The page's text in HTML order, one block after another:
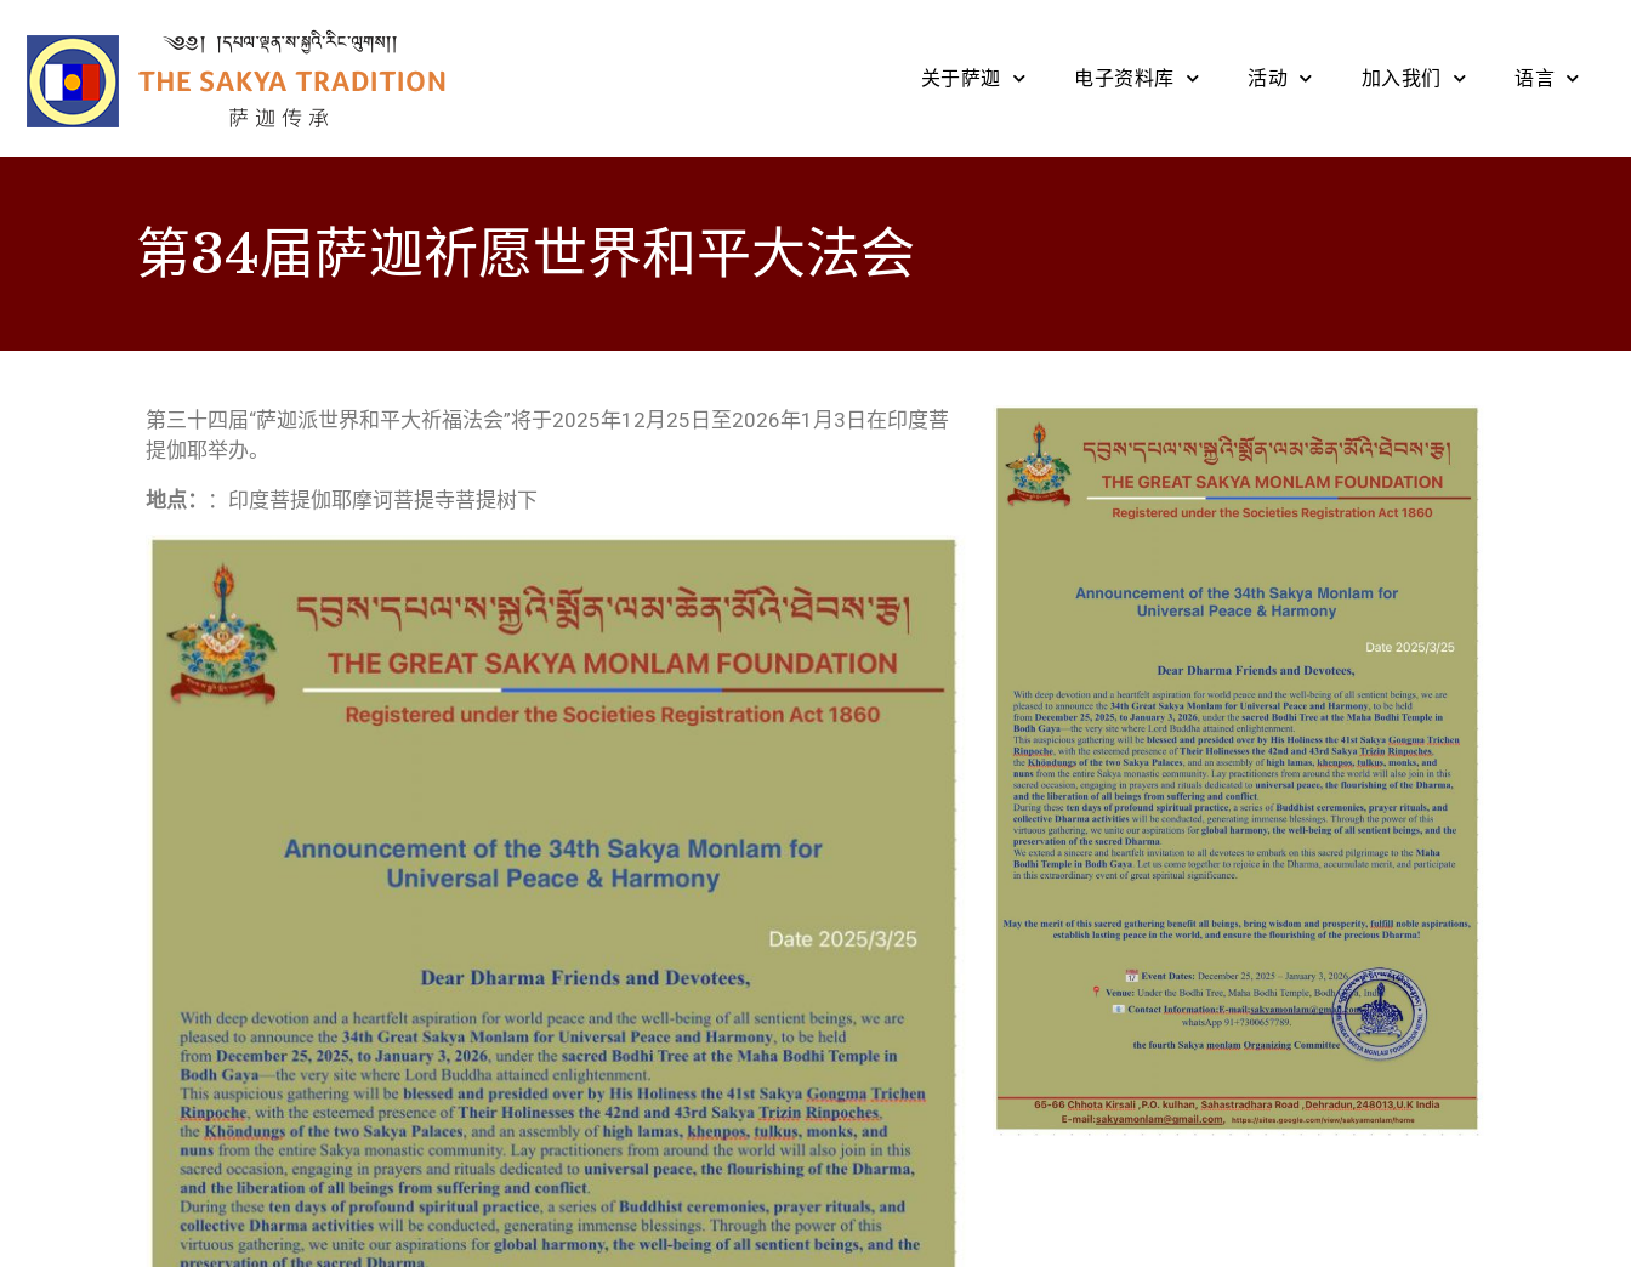
关于萨迦 电子资料库 活动 加入我们 语言
第34届萨迦祈愿世界和平大法会
第三十四届“萨迦派世界和平大祈福法会”将于2025年12月25日至2026年1月3日在印度菩
提伽耶举办。
地点： ：印度菩提伽耶摩诃菩提寺菩提树下